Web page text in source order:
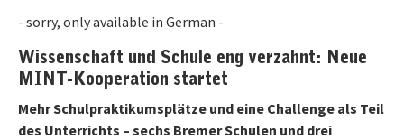
- sorry, only available in German -
Wissenschaft und Schule eng verzahnt: Neue
MINT-Kooperation startet
Mehr Schulpraktikumsplätze und eine Challenge als Teil
des Unterrichts – sechs Bremer Schulen und drei